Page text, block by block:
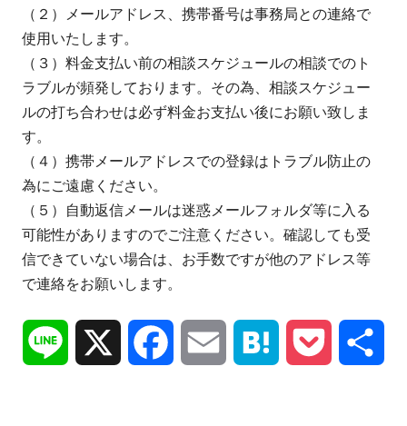
（２）メールアドレス、携帯番号は事務局との連絡で
使用いたします。
（３）料金支払い前の相談スケジュールの相談でのト
ラブルが頻発しております。その為、相談スケジュー
ルの打ち合わせは必ず料金お支払い後にお願い致しま
す。
（４）携帯メールアドレスでの登録はトラブル防止の
為にご遠慮ください。
（５）自動返信メールは迷惑メールフォルダ等に入る
可能性がありますのでご注意ください。確認しても受
信できていない場合は、お手数ですが他のアドレス等
で連絡をお願いします。
Line Facebook Email Hatena Pocket